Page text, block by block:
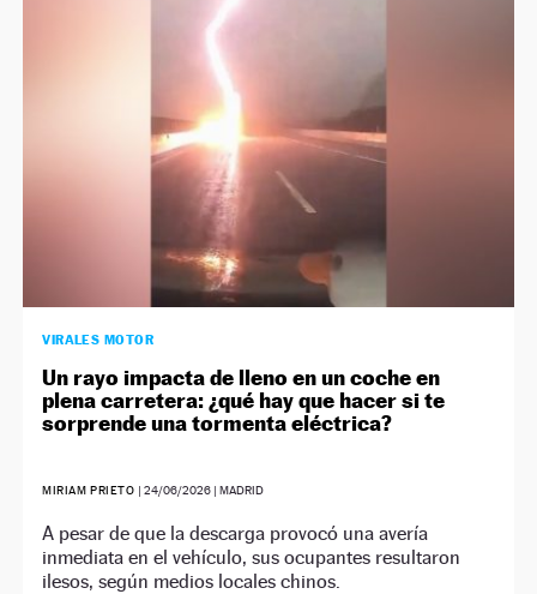
VIRALES MOTOR
Un rayo impacta de lleno en un coche en
plena carretera: ¿qué hay que hacer si te
sorprende una tormenta eléctrica?
MIRIAM PRIETO | 24/06/2026| MADRID
A pesar de que la descarga provocó una avería
inmediata en el vehículo, sus ocupantes resultaron
ilesos, según medios locales chinos.